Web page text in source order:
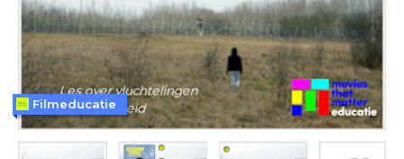
Filmeducatie